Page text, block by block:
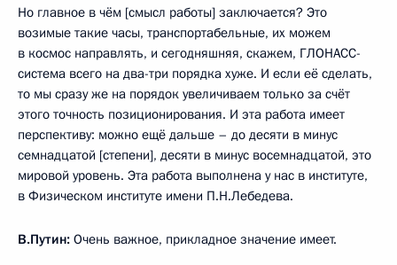
Но главное в чём [смысл работы] заключается? Это
возимые такие часы, транспортабельные, их можем
в космос направлять, и сегодняшняя, скажем, ГЛОНАСС-
система всего на два-три порядка хуже. И если её сделать,
то мы сразу же на порядок увеличиваем только за счёт
этого точность позиционирования. И эта работа имеет
перспективу: можно ещё дальше – до десяти в минус
семнадцатой [степени], десяти в минус восемнадцатой, это
мировой уровень. Эта работа выполнена у нас в институте,
в Физическом институте имени П.Н.Лебедева.
В.Путин: Очень важное, прикладное значение имеет.